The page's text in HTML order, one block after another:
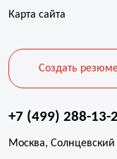
Карта сайта
Создать
+7 (499) 288-13-
Москва,